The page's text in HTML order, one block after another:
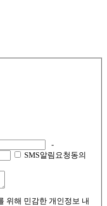
-
SMS알림요청동의
위해 민감한 개인정보 내